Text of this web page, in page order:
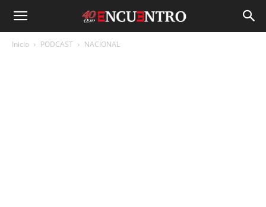
Inicio PODCAST NACIONAL